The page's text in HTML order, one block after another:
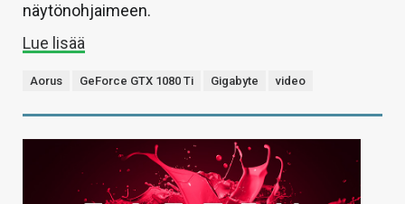
näytönohjaimeen.
Lue lisää
Aorus GeForce GTX 1080 Ti Gigabyte video